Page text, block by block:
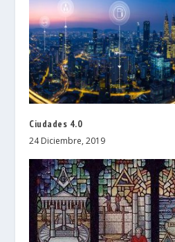
Ciudades 4.0
24 Diciembre, 2019